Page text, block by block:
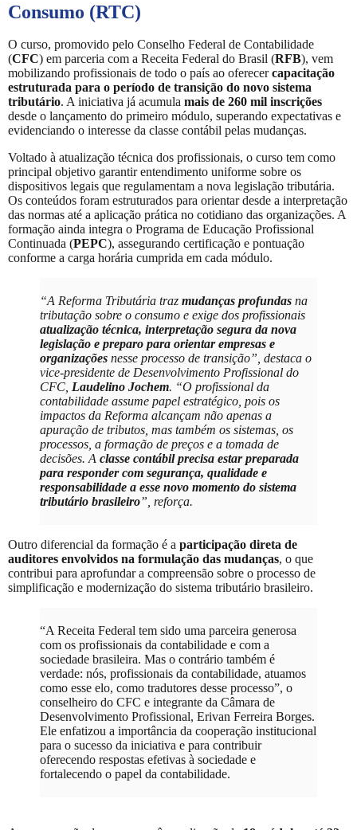
Consumo (RTC)
O curso, promovido pelo Conselho Federal de Contabilidade
(CFC) em parceria com a Receita Federal do Brasil (RFB), vem
mobilizando profissionais de todo o país ao oferecercapacitação
estruturada para o período de transição do novo sistema
tributário. A iniciativa já acumula mais de 260 mil inscrições
desde o lançamento do primeiro módulo, superando expectativas e
evidenciando o interesse da classe contábil pelas mudanças.
Voltado à atualização técnica dos profissionais, o curso tem como
principal objetivo garantir entendimento uniforme sobre os
dispositivos legais que regulamentam a nova legislação tributária.
Os conteúdos foram estruturados para orientar desde a interpretação
das normas até a aplicação prática no cotidiano das organizações. A
formação ainda integra o Programa de Educação Profissional
Continuada (PEPC), assegurando certificação e pontuação
conforme a carga horária cumprida em cada módulo.
“A Reforma Tributária traz mudanças profundas na
tributação sobre o consumo e exige dos profissionais
atualização técnica, interpretação segura da nova
legislação e preparo para orientar empresas e
organizações nesse processo de transição”, destaca o
vice-presidente de Desenvolvimento Profissional do
CFC, Laudelino Jochem. “O profissional da
contabilidade assume papel estratégico, pois os
impactos da Reforma alcançam não apenas a
apuração de tributos, mas também os sistemas, os
processos, a formação de preços e a tomada de
decisões. A classe contábil precisa estar preparada
para responder com segurança, qualidade e
responsabilidade a esse novo momento do sistema
tributário brasileiro”, reforça.
Outro diferencial da formação é a participação direta de
auditores envolvidos na formulação das mudanças, o que
contribui para aprofundar a compreensão sobre o processo de
simplificação e modernização do sistema tributário brasileiro.
“A Receita Federal tem sido uma parceira generosa
com os profissionais da contabilidade e com a
sociedade brasileira. Mas o contrário também é
verdade: nós, profissionais da contabilidade, atuamos
como esse elo, como tradutores desse processo”, o
conselheiro do CFC e integrante da Câmara de
Desenvolvimento Profissional, Erivan Ferreira Borges.
Ele enfatizou a importância da cooperação institucional
para o sucesso da iniciativa e para contribuir
oferecendo respostas efetivas à sociedade e
fortalecendo o papel da contabilidade.